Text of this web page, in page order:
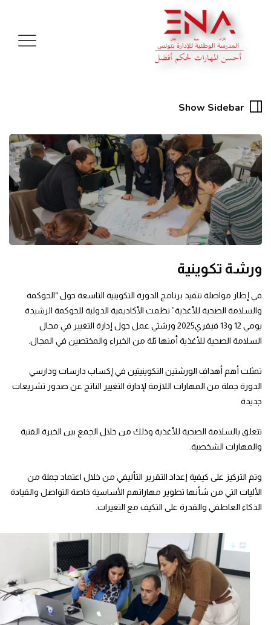
Show Sidebar
ورشة تكوينية
في إطار مواصلة تنفيذ برنامج الدورة التكوينية التاسعة حول “الحوكمة
والسلامة الصحية للأغذية” نظمت الأكاديمية الدولية للحوكمة الرشيدة
يومي 12 و13 فيفري2025 ورشتي عمل حول إدارة التغيير في مجال
السلامة الصحية للأغذية أمنها ثلة من الخبراء والمختصين في المجال.
تمثلت أهم أهداف الورشتين التكوينيتين في إكساب دارسات ودارسي
الدورة جملة من المهارات اللازمة لإدارة التغيير الناتج عن صدور تشريعات
جديدة
تتعلق بالسلامة الصحية للأغذية وذلك من خلال الجمع بين الخبرة الفنية
والمهارات الشخصية.
وتم التركيز على كيفية إعداد التقرير التأليفي من خلال اعتماد جملة من
الأليات التي من شأنها تطوير مهاراتهم الأساسية خاصة التواصل والقيادة
الذكاء العاطفي والقدرة على التكيف مع التغيرات.